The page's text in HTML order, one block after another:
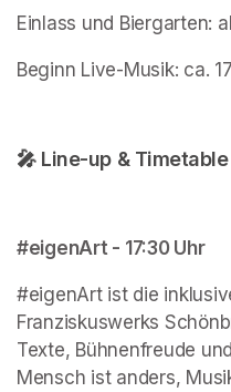
Einlass und Biergarten:
Beginn Live-Musik: ca.
🎤 Line-up & Timetable
#eigenArt - 17:30 Uhr
#eigenArt ist die
Franziskuswerks
Texte, Bühnenfreude
Mensch ist anders,